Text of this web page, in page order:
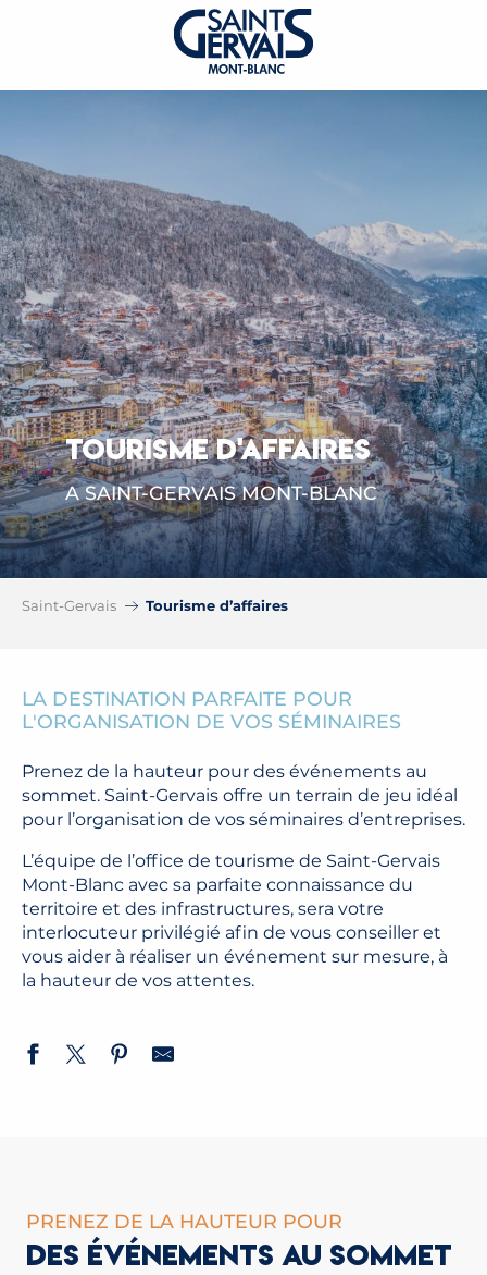
TOURISME D'AFFAIRES
A SAINT-GERVAIS MONT-BLANC
Saint-Gervais Tourisme d’affaires
LA DESTINATION PARFAITE POUR
L'ORGANISATION DE VOS SÉMINAIRES
Prenez de la hauteur pour des événements au
sommet. Saint-Gervais offre un terrain de jeu idéal
pour l’organisation de vos séminaires d’entreprises.
L’équipe de l’office de tourisme de Saint-Gervais
Mont-Blanc avec sa parfaite connaissance du
territoire et des infrastructures, sera votre
interlocuteur privilégié afin de vous conseiller et
vous aider à réaliser un événement sur mesure, à
la hauteur de vos attentes.
PRENEZ DE LA HAUTEUR POUR
DES ÉVÉNEMENTS AU SOMMET